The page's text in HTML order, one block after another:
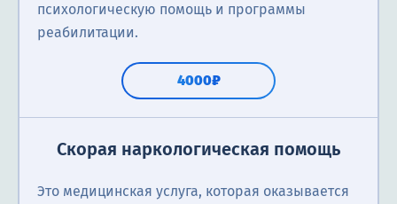
психологическую помощь и программы
реабилитации.
4000₽
Скорая наркологическая помощь
Это медицинская услуга, которая оказывается